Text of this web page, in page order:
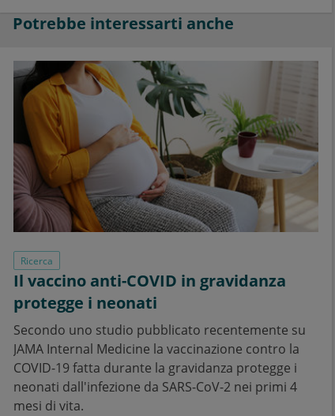
Potrebbe interessarti anche
Ricerca
Il vaccino anti-COVID in gravidanza
protegge i neonati
Secondo uno studio pubblicato recentemente su
JAMA Internal Medicine la vaccinazione contro la
COVID-19 fatta durante la gravidanza protegge i
neonati dall'infezione da SARS-CoV-2 nei primi 4
mesi di vita.